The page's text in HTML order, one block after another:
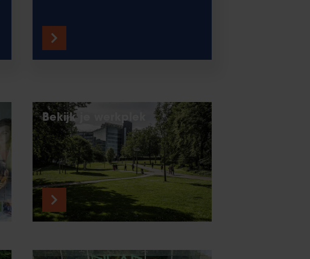
Bekijk je werkplek